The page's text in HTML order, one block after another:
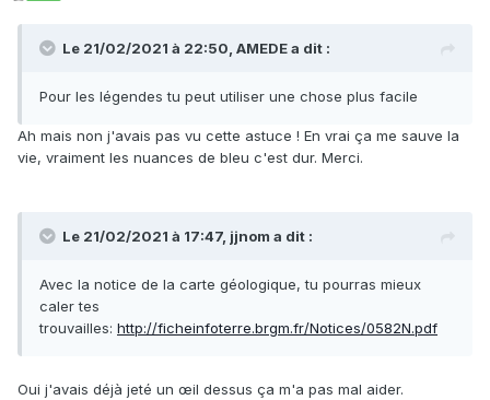
Le 21/02/2021 à 22:50, AMEDEa dit :
Pour les légendes tu peut utiliser une chose plus facile
Ah mais non j'avais pas vu cette astuce ! En vrai ça me sauve la
vie, vraiment les nuances de bleu c'est dur. Merci.
Le 21/02/2021 à 17:47, jjnom a dit :
Avec la notice de la carte géologique, tu pourras mieux
caler tes
trouvailles: http://ficheinfoterre.brgm.fr/Notices/0582N.pdf
Oui j'avais déjà jeté un œil dessus ça m'a pas mal aider.